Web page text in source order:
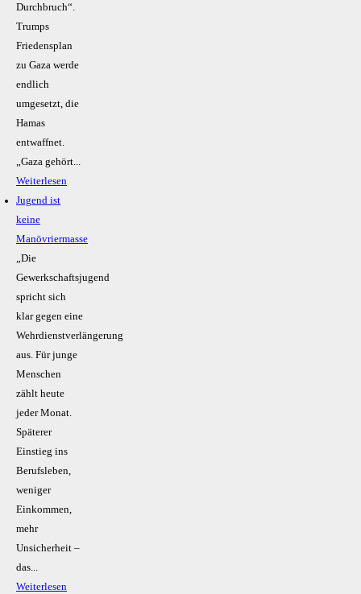
Durchbruch“.
Trumps
Friedensplan
zu Gaza werde
endlich
umgesetzt, die
Hamas
entwaffnet.
„Gaza gehört...
Weiterlesen
Jugend ist
keine
Manövriermasse
„Die
Gewerkschaftsjugend
spricht sich
klar gegen eine
Wehrdienstverlängerung
aus. Für junge
Menschen
zählt heute
jeder Monat.
Späterer
Einstieg ins
Berufsleben,
weniger
Einkommen,
mehr
Unsicherheit –
das...
Weiterlesen